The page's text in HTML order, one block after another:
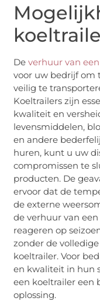
Deverhuur van
voor uw bedrijf om
veilig te
Koeltrailers zijn
kwaliteit en
levensmiddelen,
en andere
huren, kunt u uw
compromissen te
producten. De
ervoor dat de
de externe
de verhuur van
reageren op
zonder de
koeltrailer. Voor
en kwaliteit in hun
een koeltrailer een
oplossing.